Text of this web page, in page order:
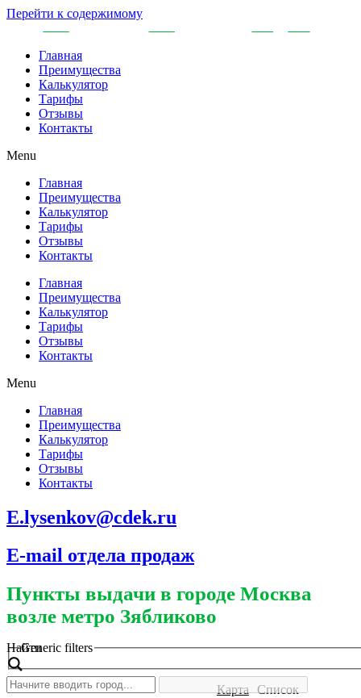
Перейти к содержимому
Главная
Преимущества
Калькулятор
Тарифы
Отзывы
Контакты
Menu
Главная
Преимущества
Калькулятор
Тарифы
Отзывы
Контакты
Главная
Преимущества
Калькулятор
Тарифы
Отзывы
Контакты
Menu
Главная
Преимущества
Калькулятор
Тарифы
Отзывы
Контакты
E.lysenkov@cdek.ru
E-mail отдела продаж
Пункты выдачи в городе Москва
возле метро Зябликово
Найти
Generic filters
Карта Список